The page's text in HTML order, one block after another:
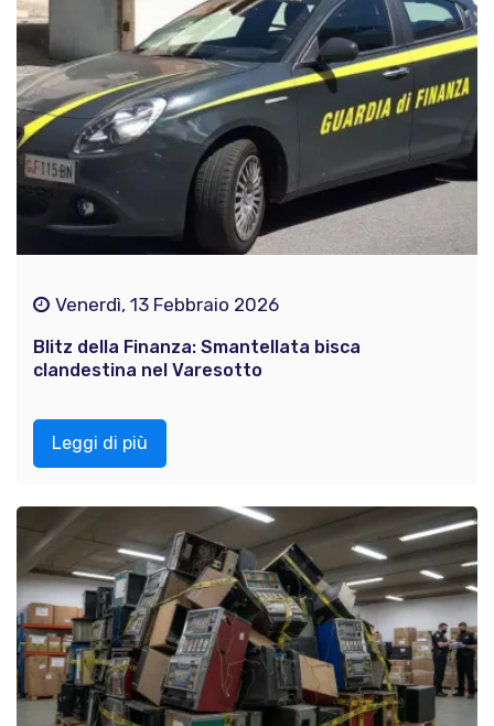
Venerdì, 13 Febbraio 2026
Blitz della Finanza: Smantellata bisca
clandestina nel Varesotto
Leggi di più